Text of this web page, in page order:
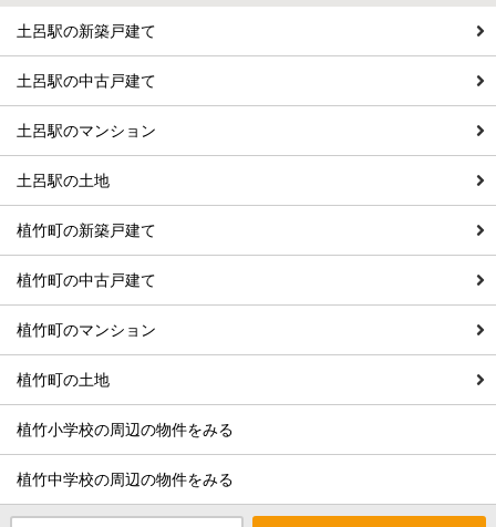
土呂駅の新築戸建て
土呂駅の中古戸建て
土呂駅のマンション
土呂駅の土地
植竹町の新築戸建て
植竹町の中古戸建て
植竹町のマンション
植竹町の土地
植竹小学校の周辺の物件をみる
植竹中学校の周辺の物件をみる